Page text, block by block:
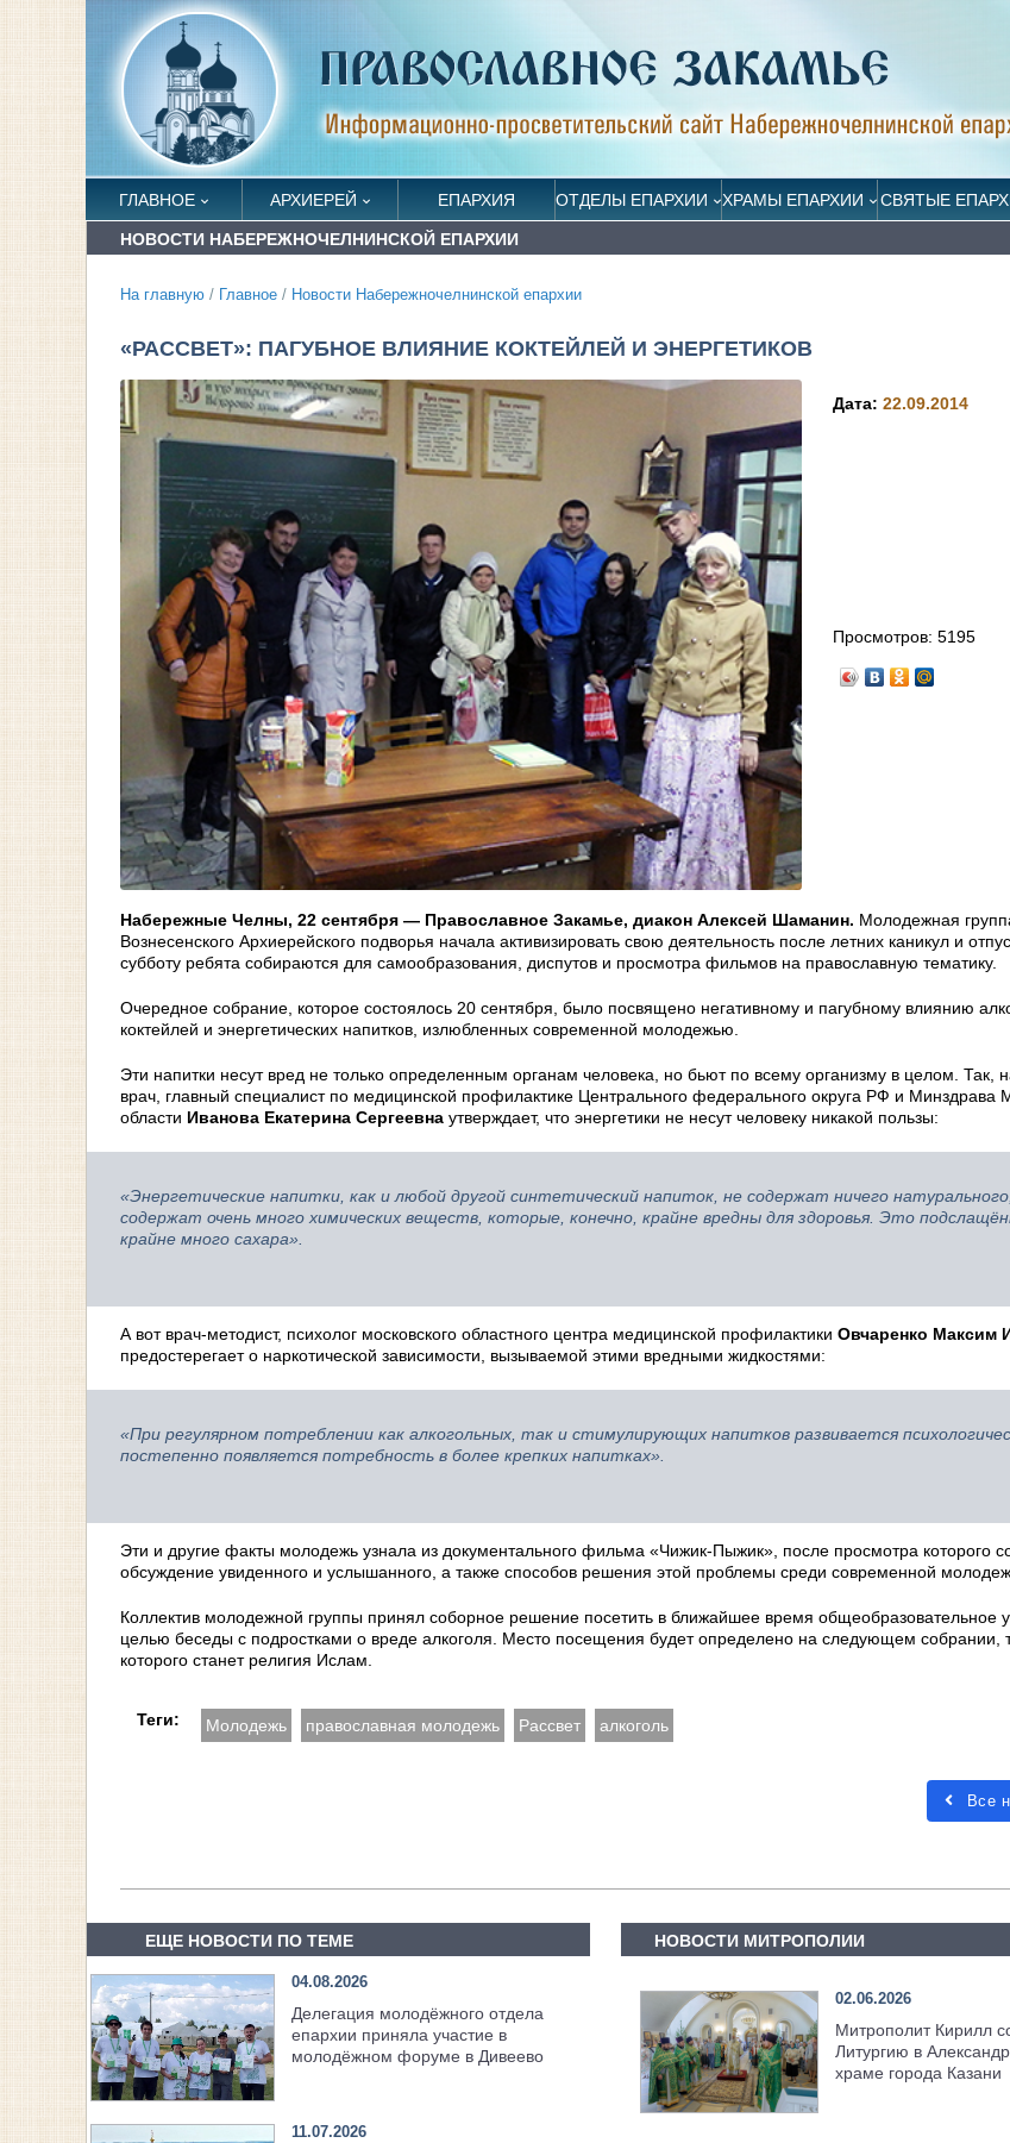
ГЛАВНОЕ АРХИЕРЕЙ ЕПАРХИЯ ОТДЕЛЫ ЕПАРХИИ ХРАМЫ ЕПАРХИИ СВЯТЫЕ
НОВОСТИ НАБЕРЕЖНОЧЕЛНИНСКОЙ ЕПАРХИИ
На главную / Главное / Новости Набережночелнинской епархии
«РАССВЕТ»: ПАГУБНОЕ ВЛИЯНИЕ КОКТЕЙЛЕЙ И ЭНЕРГЕТИКОВ
Дата:22.09.2014
Просмотров:5195
Набережные Челны, 22 сентября — Православное Закамье, диакон Алексей Шаманин. Молодежная
Вознесенского Архиерейского подворья начала активизировать свою деятельность после летних каникул и
субботу ребята собираются для самообразования, диспутов и просмотра фильмов на православную тематику.
Очередное собрание, которое состоялось 20 сентября, было посвящено негативному и пагубному влиянию
коктейлей и энергетических напитков, излюбленных современной молодежью.
Эти напитки несут вред не только определенным органам человека, но бьют по всему организму в целом. Так,
врач, главный специалист по медицинской профилактике Центрального федерального округа РФ и Минздрава
области Иванова Екатерина Сергеевна утверждает, что энергетики не несут человеку никакой пользы:
«Энергетические напитки, как и любой другой синтетический напиток, не содержат ничего
содержат очень много химических веществ, которые, конечно, крайне вредны для здоровья. Это
крайне много сахара».
А вот врач-методист, психолог московского областного центра медицинской профилактики Овчаренко Максим
предостерегает о наркотической зависимости, вызываемой этими вредными жидкостями:
«При регулярном потреблении как алкогольных, так и стимулирующих напитков развивается
постепенно появляется потребность в более крепких напитках».
Эти и другие факты молодежь узнала из документального фильма «Чижик-Пыжик», после просмотра которого
обсуждение увиденного и услышанного, а также способов решения этой проблемы среди современной
Коллектив молодежной группы принял соборное решение посетить в ближайшее время общеобразовательное
целью беседы с подростками о вреде алкоголя. Место посещения будет определено на следующем собрании,
которого станет религия Ислам.
Теги: Молодежь православная молодежь Рассвет алкоголь
Все
ЕЩЕ НОВОСТИ ПО ТЕМЕ
04.08.2026
Делегация молодёжного отдела
епархии приняла участие в
молодёжном форуме в Дивеево
11.07.2026
НОВОСТИ МИТРОПОЛИИ
02.06.2026
Митрополит Кирилл
Литургию в
храме города Казани